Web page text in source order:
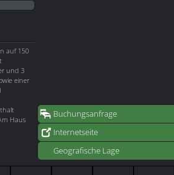
Buchungsanfrage
Internetseite
Geografische Lage
auf 150
und 3
einer
Haus